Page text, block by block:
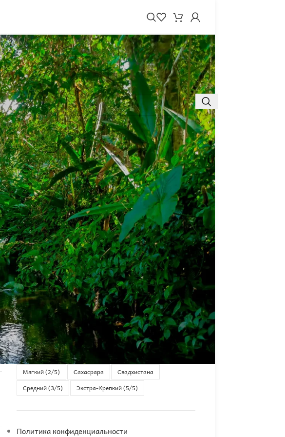
МЕТКИ ТОВАРОВ
Аджна Анахата Вишудха
Крепкий (4/5)
Лёгкий (1/5)
Манипура
Муладхара
Мягкий (2/5)
Сахасрара
Свадхистана
Средний (3/5)
Экстра-Крепкий (5/5)
Политика конфиденциальности